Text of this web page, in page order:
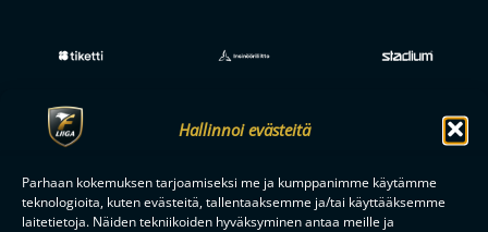
Hallinnoi evästeitä
Parhaan kokemuksen tarjoamiseksi me ja kumppanimme käytämme
teknologioita, kuten evästeitä, tallentaaksemme ja/tai käyttääksemme
laitetietoja. Näiden tekniikoiden hyväksyminen antaa meille ja